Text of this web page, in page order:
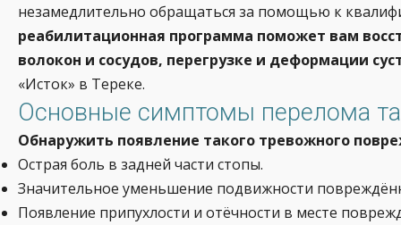
незамедлительно обращаться за помощью к
реабилитационная программа поможет вам
волокон и сосудов, перегрузке и деформации
«Исток» в Тереке.
Основные симптомы перелома
Обнаружить появление такого тревожного
Острая боль в задней части стопы.
Значительное уменьшение подвижности
Появление припухлости и отёчности в месте